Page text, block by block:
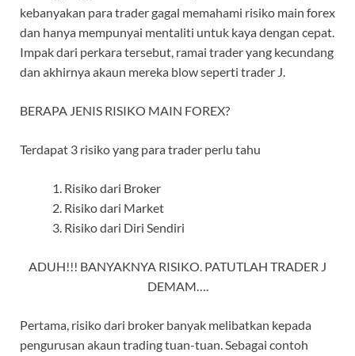
kebanyakan para trader gagal memahami risiko main forex
dan hanya mempunyai mentaliti untuk kaya dengan cepat.
Impak dari perkara tersebut, ramai trader yang kecundang
dan akhirnya akaun mereka blow seperti trader J.
BERAPA JENIS RISIKO MAIN FOREX?
Terdapat 3 risiko yang para trader perlu tahu
Risiko dari Broker
Risiko dari Market
Risiko dari Diri Sendiri
ADUH!!! BANYAKNYA RISIKO. PATUTLAH TRADER J
DEMAM….
Pertama, risiko dari broker banyak melibatkan kepada
pengurusan akaun trading tuan-tuan. Sebagai contoh